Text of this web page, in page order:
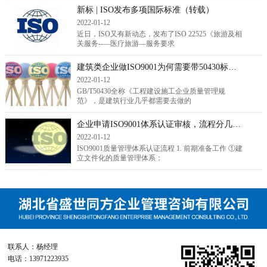
新标 | ISO发布多项国际标准（转载）
2022-01-12
近日，ISO又有新动态，发布了ISO 22525《旅游及相
关服务--—医疗旅游—服务要求
建筑类企业做ISO9001为何需要带50430标准？（转载）
2022-01-12
GB/T50430全称《工程建设施工企业质量管理规
范》，是建筑行业几乎都需要去做的
企业申请ISO9001体系认证审核，流程分几步走？（转载）
2022-01-12
ISO9001质量管理体系认证流程 1. 前期准备工作 ①建
立文件化的质量管理体系；
联系人：杨经理
电话：13971223935